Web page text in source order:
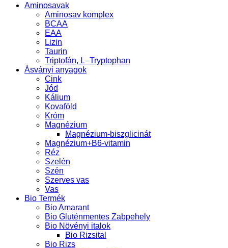
Aminosavak
Aminosav komplex
BCAA
EAA
Lizin
Taurin
Triptofán, L–Tryptophan
Ásványi anyagok
Cink
Jód
Kálium
Kovaföld
Króm
Magnézium
Magnézium-biszglicinát
Magnézium+B6-vitamin
Réz
Szelén
Szén
Szerves vas
Vas
Bio Termék
Bio Amarant
Bio Gluténmentes Zabpehely
Bio Növényi italok
Bio Rizsital
Bio Rizs